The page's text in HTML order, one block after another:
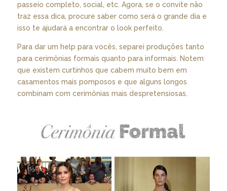
passeio completo, social, etc. Agora, se o convite não
traz essa dica, procure saber como será o grande dia e
isso te ajudará a encontrar o look perfeito.
Para dar um help para vocês, separei produções tanto
para cerimônias formais quanto para informais. Notem
que existem curtinhos que cabem muito bem em
casamentos mais pomposos e que alguns longos
combinam com cerimônias mais despretensiosas.